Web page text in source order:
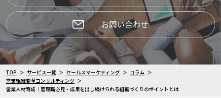
お問い合わせ
TOP サービス一覧 セールスマーケティング
コラム
営業組織変革コンサルティング
営業人材育成｜管理職必見・成果を出し続けられる組織づくりのポイントとは